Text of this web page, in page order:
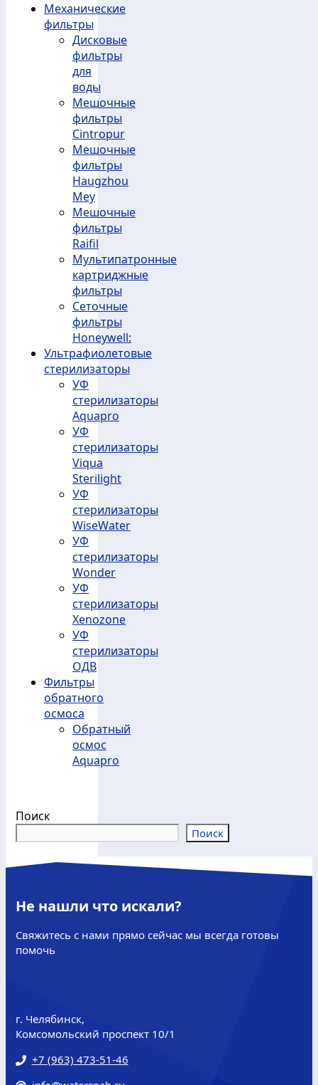
Механические
фильтры
Дисковые
фильтры
для
воды
Мешочные
фильтры
Cintropur
Мешочные
фильтры
Haugzhou
Mey
Мешочные
фильтры
Raifil
Мультипатронные
картриджные
фильтры
Сеточные
фильтры
Honeywell:
Ультрафиолетовые
стерилизаторы
УФ
стерилизаторы
Aquapro
УФ
стерилизаторы
Viqua
Sterilight
УФ
стерилизаторы
WiseWater
УФ
стерилизаторы
Wonder
УФ
стерилизаторы
Xenozone
УФ
стерилизаторы
ОДВ
Фильтры
обратного
осмоса
Обратный
осмос
Aquapro
Поиск
Поиск
Не нашли что искали?
Свяжитесь с нами прямо сейчас мы всегда готовы
помочь
г. Челябинск,
Комсомольский проспект 10/1
+7 (963) 473-51-46